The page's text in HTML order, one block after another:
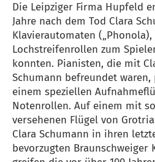
Die Leipziger Firma Hupfeld
Jahre nach dem Tod Clara
Klavierautomaten
Lochstreifenrollen zum
konnten. Pianisten, die mit
Schumann befreundet
einem speziellen
Notenrollen. Auf einem mit
versehenen Flügel von
Clara Schumann in ihren
bevorzugten Braunschweiger